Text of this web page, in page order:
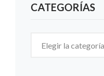
CATEGORÍAS